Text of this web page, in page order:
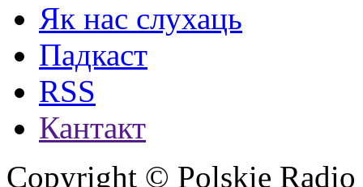
Як нас слухаць
Падкаст
RSS
Кантакт
Copyright © Polskie